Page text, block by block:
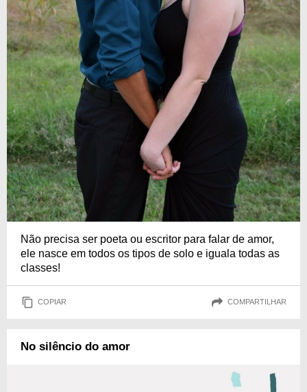
Não precisa ser poeta ou escritor para falar de amor,
ele nasce em todos os tipos de solo e iguala todas as
classes!
COPIAR COMPARTILHAR
No silêncio do amor